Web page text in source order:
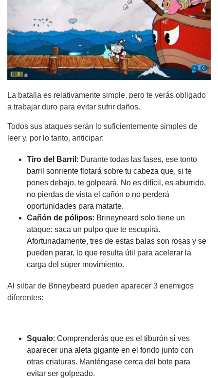
La batalla es relativamente simple, pero te verás obligado
a trabajar duro para evitar sufrir daños.
Todos sus ataques serán lo suficientemente simples de
leer y, por lo tanto, anticipar:
Tiro del Barril : Durante todas las fases, ese tonto
barril sonriente flotará sobre tu cabeza que, si te
pones debajo, te golpeará. No es difícil, es aburrido,
no pierdas de vista el cañón o no perderá
oportunidades para matarte.
Cañón de pólipos: Brineyneard solo tiene un
ataque: saca un pulpo que te escupirá.
Afortunadamente, tres de estas balas son rosas y se
pueden parar, lo que resulta útil para acelerar la
carga del súper movimiento.
Al silbar de Brineybeard pueden aparecer 3 enemigos
diferentes:
Squalo: Comprenderás que es el tiburón si ves
aparecer una aleta gigante en el fondo junto con
otras criaturas. Manténgase cerca del bote para
evitar ser golpeado.